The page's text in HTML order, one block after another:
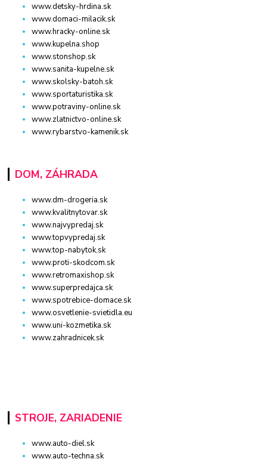
www.detsky-hrdina.sk
www.domaci-milacik.sk
www.hracky-online.sk
www.kupelna.shop
www.stonshop.sk
www.sanita-kupelne.sk
www.skolsky-batoh.sk
www.sportaturistika.sk
www.potraviny-online.sk
www.zlatnictvo-online.sk
www.rybarstvo-kamenik.sk
DOM, ZÁHRADA
www.dm-drogeria.sk
www.kvalitnytovar.sk
www.najvypredaj.sk
www.topvypredaj.sk
www.top-nabytok.sk
www.proti-skodcom.sk
www.retromaxishop.sk
www.superpredajca.sk
www.spotrebice-domace.sk
www.osvetlenie-svietidla.eu
www.uni-kozmetika.sk
www.zahradnicek.sk
STROJE, ZARIADENIE
www.auto-diel.sk
www.auto-techna.sk